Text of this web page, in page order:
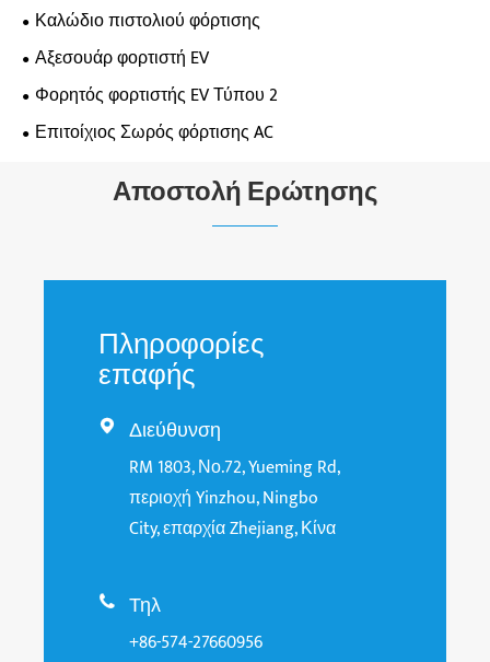
Καλώδιο πιστολιού φόρτισης
Αξεσουάρ φορτιστή EV
Φορητός φορτιστής EV Τύπου 2
Επιτοίχιος Σωρός φόρτισης AC
Αποστολή Ερώτησης
Πληροφορίες
επαφής
 Διεύθυνση
RM 1803, Νο.72, Yueming Rd,
περιοχή Yinzhou, Ningbo
City, επαρχία Zhejiang, Κίνα
 Τηλ
+86-574-27660956